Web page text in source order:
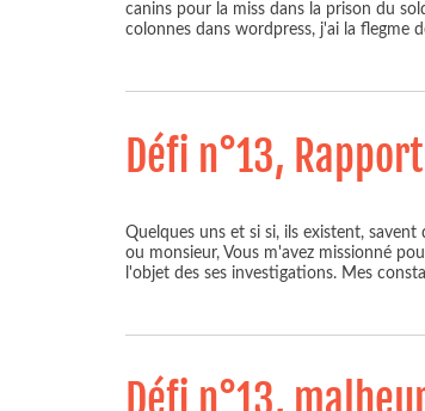
canins pour la miss dans la prison du
colonnes dans wordpress, j'ai la flegme
Défi n°13,
Quelques uns et si si, ils existent,
ou monsieur, Vous m'avez missionné
l'objet des ses investigations. Mes
Défi n°13,